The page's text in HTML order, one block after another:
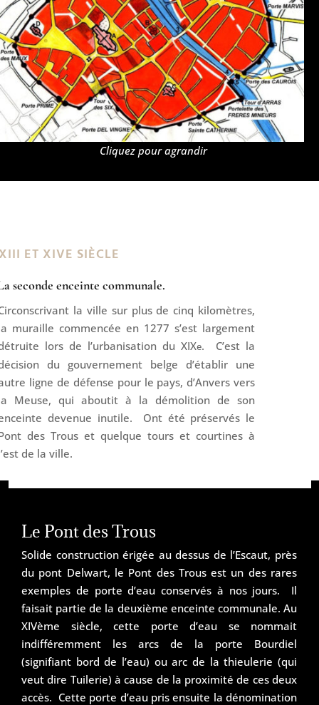
Cliquez pour agrandir
ET XIVE SIÈCLE
seconde enceinte communale.
la ville sur plus de cinq kilomètres,
muraille commencée en 1277 s’est largement
lors de l’urbanisation du XIXe. C’est la
du gouvernement belge d’établir une
ligne de défense pour le pays, d’Anvers vers
Meuse, qui aboutit à la démolition de son
devenue inutile. Ont été préservés le
des Trous et quelque tours et courtines à
de la ville.
Le Pont des Trous
Solide construction érigée au dessus de l’Escaut, près
du pont Delwart, le Pont des Trous est un des rares
exemples de porte d’eau conservés à nos jours. Il
faisait partie de la deuxième enceinte communale. Au
XIVème siècle, cette porte d’eau se nommait
indifféremment les arcs de la porte Bourdiel
(signifiant bord de l’eau) ou arc de la thieulerie (qui
veut dire Tuilerie) à cause de la proximité de ces deux
accès. Cette porte d’eau pris ensuite la dénomination